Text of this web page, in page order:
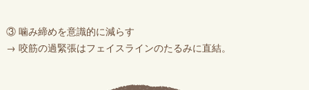
③ 噛み締めを意識的に減らす
→ 咬筋の過緊張はフェイスラインのたるみに直結。